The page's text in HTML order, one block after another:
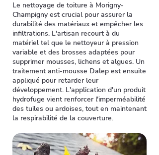
Le nettoyage de toiture à Morigny-
Champigny est crucial pour assurer la
durabilité des matériaux et empêcher les
infiltrations. L'artisan recourt à du
matériel tel que le nettoyeur à pression
variable et des brosses adaptées pour
supprimer mousses, lichens et algues. Un
traitement anti-mousse Dalep est ensuite
appliqué pour retarder leur
développement. L'application d'un produit
hydrofuge vient renforcer l'imperméabilité
des tuiles ou ardoises, tout en maintenant
la respirabilité de la couverture.